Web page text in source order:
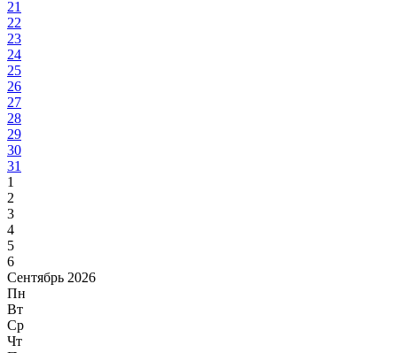
21
22
23
24
25
26
27
28
29
30
31
1
2
3
4
5
6
Сентябрь 2026
Пн
Вт
Ср
Чт